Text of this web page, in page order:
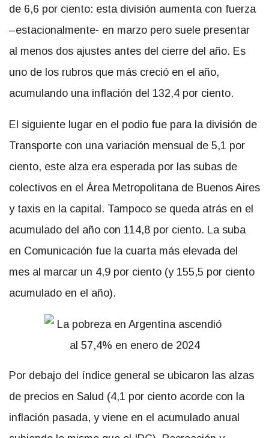
de 6,6 por ciento: esta división aumenta con fuerza
–estacionalmente- en marzo pero suele presentar
al menos dos ajustes antes del cierre del año. Es
uno de los rubros que más creció en el año,
acumulando una inflación del 132,4 por ciento.
El siguiente lugar en el podio fue para la división de
Transporte con una variación mensual de 5,1 por
ciento, este alza era esperada por las subas de
colectivos en el Área Metropolitana de Buenos Aires
y taxis en la capital. Tampoco se queda atrás en el
acumulado del año con 114,8 por ciento. La suba
en Comunicación fue la cuarta más elevada del
mes al marcar un 4,9 por ciento (y 155,5 por ciento
acumulado en el año).
Por debajo del índice general se ubicaron las alzas
de precios en Salud (4,1 por ciento acorde con la
inflación pasada, y viene en el acumulado anual